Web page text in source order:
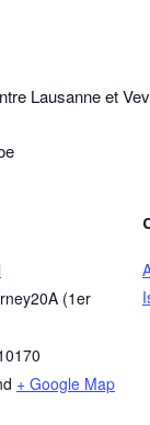
Lausanne et
(1er
+ Google Map